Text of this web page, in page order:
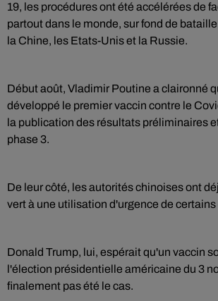
19, les procédures ont été accélérées de
partout dans le monde, sur fond de
la Chine, les Etats-Unis et la Russie.
Début août, Vladimir Poutine a claironné
développé le premier vaccin contre le
la publication des résultats préliminaires
phase 3.
De leur côté, les autorités chinoises ont
vert à une utilisation d'urgence de
Donald Trump, lui, espérait qu'un vaccin
l'élection présidentielle américaine du 3
finalement pas été le cas.